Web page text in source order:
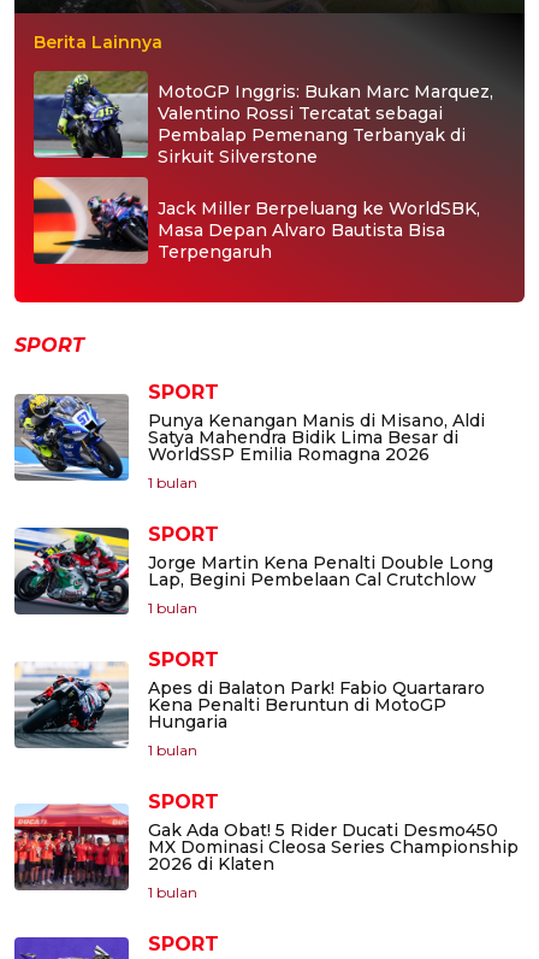
Berita Lainnya
MotoGP Inggris: Bukan Marc Marquez,
Valentino Rossi Tercatat sebagai
Pembalap Pemenang Terbanyak di
Sirkuit Silverstone
Jack Miller Berpeluang ke WorldSBK,
Masa Depan Alvaro Bautista Bisa
Terpengaruh
SPORT
SPORT
Punya Kenangan Manis di Misano, Aldi
Satya Mahendra Bidik Lima Besar di
WorldSSP Emilia Romagna 2026
1 bulan
SPORT
Jorge Martin Kena Penalti Double Long
Lap, Begini Pembelaan Cal Crutchlow
1 bulan
SPORT
Apes di Balaton Park! Fabio Quartararo
Kena Penalti Beruntun di MotoGP
Hungaria
1 bulan
SPORT
Gak Ada Obat! 5 Rider Ducati Desmo450
MX Dominasi Cleosa Series Championship
2026 di Klaten
1 bulan
SPORT